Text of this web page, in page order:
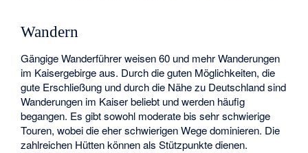
Wandern
Gängige Wanderführer weisen 60 und mehr Wanderungen
im Kaisergebirge aus. Durch die guten Möglichkeiten, die
gute Erschließung und durch die Nähe zu Deutschland sind
Wanderungen im Kaiser beliebt und werden häufig
begangen. Es gibt sowohl moderate bis sehr schwierige
Touren, wobei die eher schwierigen Wege dominieren. Die
zahlreichen Hütten können als Stützpunkte dienen.